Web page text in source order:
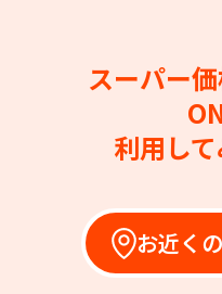
スーパー
利用し
お近く